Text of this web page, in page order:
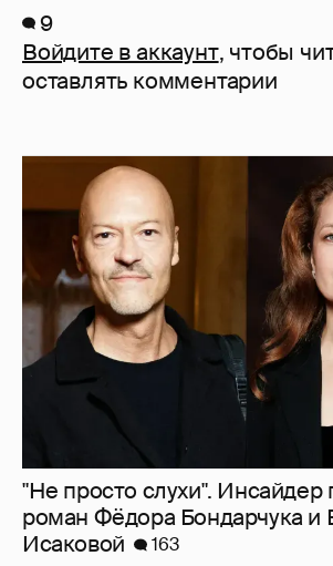
9
Войдите в аккаунт, чтобы
оставлять комментарии
"Не просто слухи". Инсайдер
роман Фёдора Бондарчука и
Исаковой
163